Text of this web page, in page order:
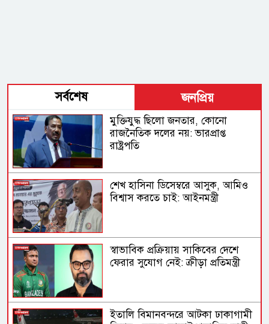
সর্বশেষ জনপ্রিয়
মুক্তিযুদ্ধ ছিলো জনতার, কোনো
রাজনৈতিক দলের নয়: ভারপ্রাপ্ত
রাষ্ট্রপতি
শেখ হাসিনা ডিসেম্বরে আসুক, আমিও
বিশ্বাস করতে চাই: আইনমন্ত্রী
স্বাভাবিক প্রক্রিয়ায় সাকিবের দেশে
ফেরার সুযোগ নেই: ক্রীড়া প্রতিমন্ত্রী
ইতালি বিমানবন্দরে আটকা ঢাকাগামী